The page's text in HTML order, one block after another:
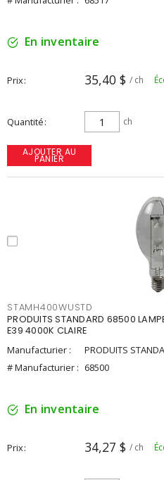
En inventaire
Prix 35,40 $ / ch
Quantité ch
AJOUTER AU
PANIER
STAMH400WUSTD
PRODUITS STANDARD 68500
E39 4000K CLAIRE
Manufacturier :
PRODUITS
# Manufacturier : 68500
En inventaire
Prix 34,27 $ / ch